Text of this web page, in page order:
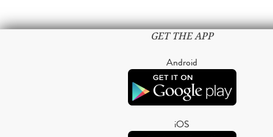
GET THE APP
Android
iOS